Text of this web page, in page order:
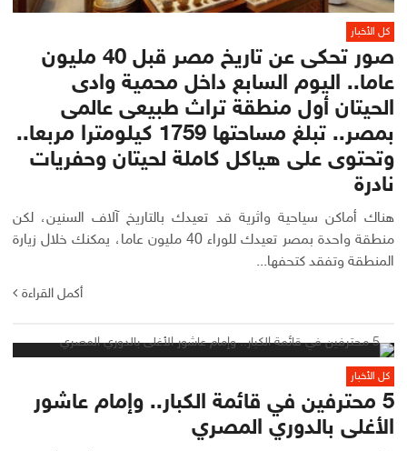
كل الأخبار
صور تحكى عن تاريخ مصر قبل 40 مليون
عاما.. اليوم السابع داخل محمية وادى
الحيتان أول منطقة تراث طبيعى عالمى
بمصر.. تبلغ مساحتها 1759 كيلومترا مربعا..
وتحتوى على هياكل كاملة لحيتان وحفريات
نادرة
هناك أماكن سياحية واثرية قد تعيدك بالتاريخ آلاف السنين، لكن
منطقة واحدة بمصر تعيدك للوراء 40 مليون عاما، يمكنك خلال زيارة
المنطقة وتفقد كتحفها...
أكمل القراءة
كل الأخبار
5 محترفين في قائمة الكبار.. وإمام عاشور
الأغلى بالدوري المصري